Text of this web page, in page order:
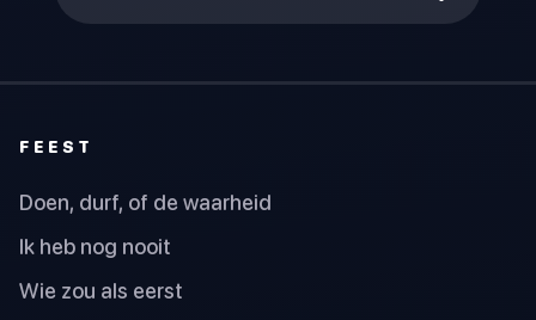
FEEST
Doen, durf, of de waarheid
Ik heb nog nooit
Wie zou als eerst